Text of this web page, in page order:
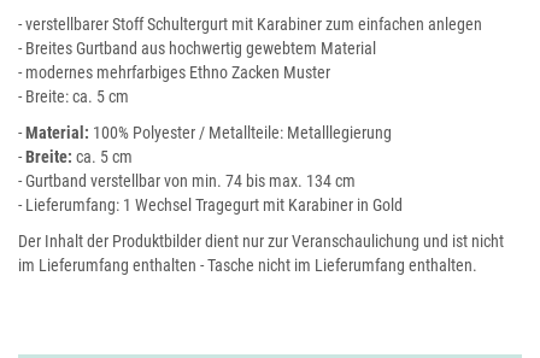
- verstellbarer Stoff Schultergurt mit Karabiner zum einfachen anlegen
- Breites Gurtband aus hochwertig gewebtem Material
- modernes mehrfarbiges Ethno Zacken Muster
- Breite: ca. 5 cm
-Material: 100% Polyester / Metallteile: Metalllegierung
-Breite: ca. 5 cm
- Gurtband verstellbar von min. 74 bis max. 134 cm
- Lieferumfang: 1 Wechsel Tragegurt mit Karabiner in Gold
Der Inhalt der Produktbilder dient nur zur Veranschaulichung und ist nicht
im Lieferumfang enthalten - Tasche nicht im Lieferumfang enthalten.